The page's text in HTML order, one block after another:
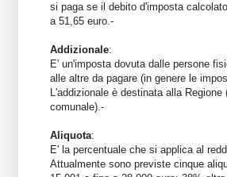
si paga se il debito d'imposta
a 51,65 euro.-
Addizionale:
E' un'imposta dovuta dalle persone
alle altre da pagare (in genere le
L'addizionale è destinata alla
comunale).-
Aliquota:
E' la percentuale che si applica al
Attualmente sono previste cinque